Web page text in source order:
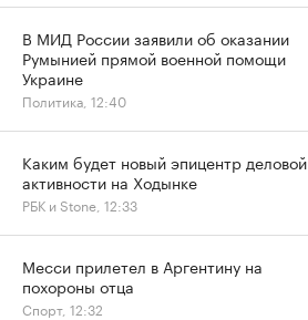
В МИД России заявили об оказании
Румынией прямой военной помощи
Украине
Политика, 12:40
Каким будет новый эпицентр деловой
активности на Ходынке
РБК и Stone, 12:33
Месси прилетел в Аргентину на
похороны отца
Спорт, 12:32